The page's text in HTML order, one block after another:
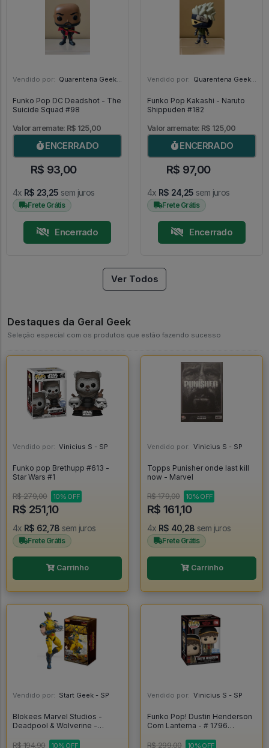
Vendido por: Quarentena Geek Store - SP
Funko Pop DC Deadshot - The
Suicide Squad #98
Valor arremate: R$ 125,00
ENCERRADO
R$ 93,00
4x R$ 23,25 sem juros
Frete Grátis
Encerrado
Vendido por: Quarentena Geek Store - SP
Funko Pop Kakashi - Naruto
Shippuden #182
Valor arremate: R$ 125,00
ENCERRADO
R$ 97,00
4x R$ 24,25 sem juros
Frete Grátis
Encerrado
Ver Todos
Destaques da Geral Geek
Seleção especial com os produtos que estão fazendo sucesso
Vendido por: Vinicius S - SP
Funko pop Brethupp #613 -
Star Wars #1
R$ 279,00 10% OFF
R$ 251,10
4x R$ 62,78 sem juros
Frete Grátis
Carrinho
Vendido por: Vinicius S - SP
Topps Punisher onde last kill
now - Marvel
R$ 179,00 10% OFF
R$ 161,10
4x R$ 40,28 sem juros
Frete Grátis
Carrinho
Vendido por: Start Geek - SP
Blokees Marvel Studios -
Deadpool & Wolverine -
R$ 194,90
10% OFF
Vendido por: Vinicius S - SP
Funko Pop! Dustin Henderson
Com Lanterna - # 1796
Things #1
R$ 299,00 10% OFF